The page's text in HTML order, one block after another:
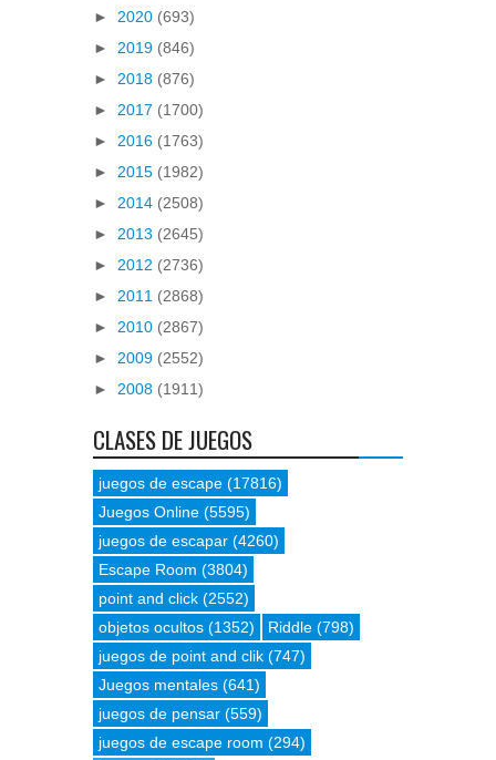
► 2020 (693)
► 2019 (846)
► 2018 (876)
► 2017 (1700)
► 2016 (1763)
► 2015 (1982)
► 2014 (2508)
► 2013 (2645)
► 2012 (2736)
► 2011 (2868)
► 2010 (2867)
► 2009 (2552)
► 2008 (1911)
CLASES DE JUEGOS
juegos de escape (17816)
Juegos Online (5595)
juegos de escapar (4260)
Escape Room (3804)
point and click (2552)
objetos ocultos (1352) Riddle (798)
juegos de point and clik (747)
Juegos mentales (641)
juegos de pensar (559)
juegos de escape room (294)